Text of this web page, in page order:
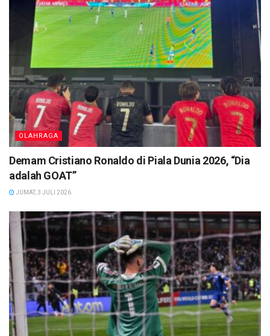
OLAHRAGA
Demam Cristiano Ronaldo di Piala Dunia 2026, “Dia
adalah GOAT”
JUMAT, 3 JULI 2026